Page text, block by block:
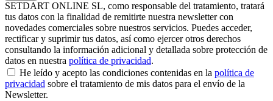
SETDART ONLINE SL, como responsable del tratamiento, tratará
tus datos con la finalidad de remitirte nuestra newsletter con
novedades comerciales sobre nuestros servicios. Puedes acceder,
rectificar y suprimir tus datos, así como ejercer otros derechos
consultando la información adicional y detallada sobre protección de
datos en nuestra política de privacidad.
He leído y acepto las condiciones contenidas en la política de
privacidad sobre el tratamiento de mis datos para el envío de la
Newsletter.